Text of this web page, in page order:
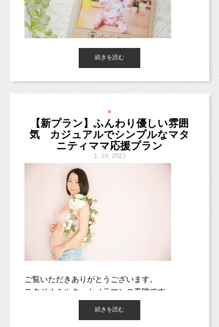
撮影をしていく中で、
パパママがどなたさまも撮影に積極的にご協力
また、移転後の現在の撮影空間であれば、
どんな子であっても充分な撮影ができるだろう
というわけですので、
今後もパパママのご協力を、ぜひぜひお願いし
たいと思います（＾＾）
【ベビーキッズフォト】 16,500 円
・データ 30 枚以上（ダウンロード納品）
・白レンガ背景1パターン撮影
・おひとり撮影はメインの方お一人のみ
・ご家族撮影込み
CDケースと比べるとこんな感じ
続きを読む
■
【新プラン】ふんわり優しい雰囲
気 カジュアルでシンプルなマタ
ニティママ応援プラン
1. 24. 2023
ご覧いただきありがとうございます。
スタジオミルク、カメラマンの真咲です。
続きを読む